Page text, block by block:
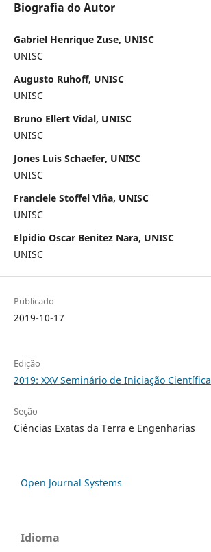
Biografia do Autor
Gabriel Henrique Zuse, UNISC
UNISC
Augusto Ruhoff, UNISC
UNISC
Bruno Ellert Vidal, UNISC
UNISC
Jones Luis Schaefer, UNISC
UNISC
Franciele Stoffel Viña, UNISC
UNISC
Elpidio Oscar Benitez Nara, UNISC
UNISC
Publicado
2019-10-17
Edição
2019: XXV Seminário de Iniciação Científica
Seção
Ciências Exatas da Terra e Engenharias
Open Journal Systems
Idioma